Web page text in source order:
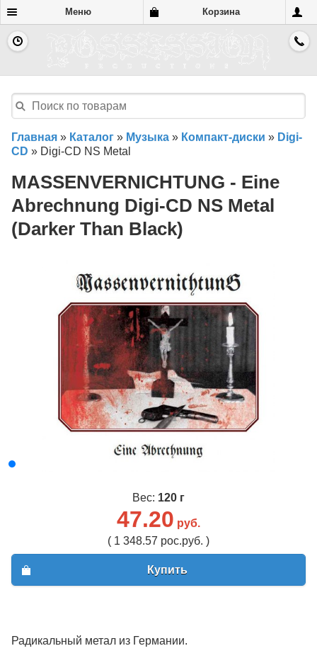
Меню Корзина
Главная » Каталог » Музыка » Компакт-диски » Digi-
CD » Digi-CD NS Metal
MASSENVERNICHTUNG - Eine
Abrechnung Digi-CD NS Metal
(Darker Than Black)
Вес: 120 г
47.20 руб.
( 1 348.57 рос.руб. )
Купить
Радикальный метал из Германии.